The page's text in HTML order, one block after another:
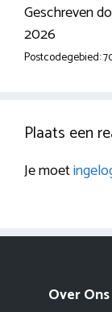
Geschreven
2026
Postcodegebied:
Plaats een
Je moet
Over Ons